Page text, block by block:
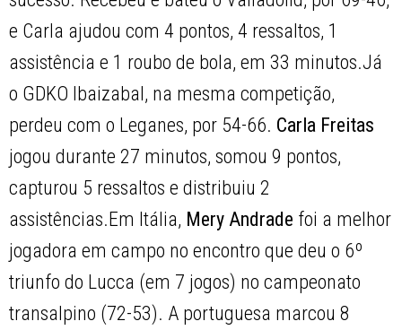
e Carla ajudou com 4 pontos, 4 ressaltos, 1
assistência e 1 roubo de bola, em 33 minutos.Já
o GDKO Ibaizabal, na mesma competição,
perdeu com o Leganes, por 54-66. Carla Freitas
jogou durante 27 minutos, somou 9 pontos,
capturou 5 ressaltos e distribuiu 2
assistências.Em Itália, Mery Andrade foi a melhor
jogadora em campo no encontro que deu o 6º
triunfo do Lucca (em 7 jogos) no campeonato
transalpino (72-53). A portuguesa marcou 8